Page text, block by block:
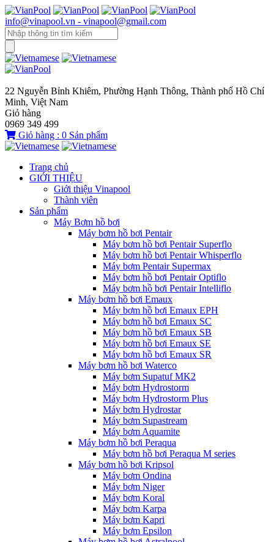
info@vinapool.vn - vinapool@gmail.com
22 Nguyễn Bỉnh Khiêm, Phường Hạnh Thông, Thành phố Hồ Chí
Minh, Việt Nam
Giỏ hàng
0969 349 499
Giỏ hàng : 0 Sản phẩm
Trang chủ
GIỚI THIỆU
Giới thiệu Vinapool
Thành viên
Sản phẩm
Máy Bơm hồ bơi
Máy bơm hồ bơi Pentair
Máy bơm hồ bơi Pentair Superflo
Máy bơm hồ bơi Pentair Whisperflo
Máy bơm Pentair Supermax
Máy bơm hồ bơi Pentair Optiflo
Máy bơm hồ bơi Pentair Intelliflo
Máy bơm hồ bơi Emaux
Máy bơm hồ bơi Emaux EPH
Máy bơm hồ bơi Emaux SC
Máy bơm hồ bơi Emaux SB
Máy bơm hồ bơi Emaux SE
Máy bơm hồ bơi Emaux SR
Máy bơm hồ bơi Waterco
Máy bơm Supatuf MK2
Máy bơm Hydrostorm
Máy bơm Hydrostorm Plus
Máy bơm Hydrostar
Máy bơm Supastream
Máy bơm Aquamite
Máy bơm hồ bơi Peraqua
Máy bơm hồ bơi Peraqua M series
Máy bơm hồ bơi Kripsol
Máy bơm Ondina
Máy bơm Niger
Máy bơm Koral
Máy bơm Karpa
Máy bơm Kapri
Máy bơm Epsilon